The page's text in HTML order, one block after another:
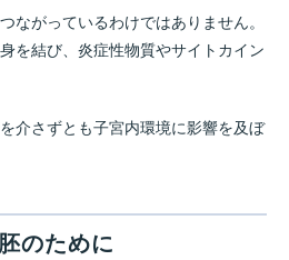
ながっているわけではありません。
を結び、炎症性物質やサイトカイン
介さずとも子宮内環境に影響を及ぼ
のために